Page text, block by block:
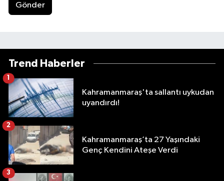
Gönder
Trend Haberler
Kahramanmaraş'ta sallantı uykudan
uyandırdı!
1
Kahramanmaraş’ta 27 Yaşındaki
Genç Kendini Ateşe Verdi
2
3